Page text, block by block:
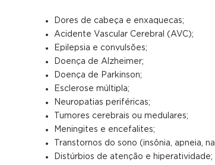
Dores de cabeça e enxaquecas;
Acidente Vascular Cerebral (AVC);
Epilepsia e convulsões;
Doença de Alzheimer;
Doença de Parkinson;
Esclerose múltipla;
Neuropatias periféricas;
Tumores cerebrais ou medulares;
Meningites e encefalites;
Transtornos do sono (insônia, apneia,
Distúrbios de atenção e hiperatividade;